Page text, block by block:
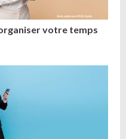
votre temps